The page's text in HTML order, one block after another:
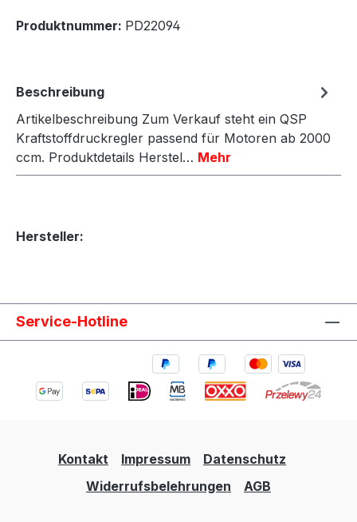
Produktnummer: PD22094
Beschreibung
Artikelbeschreibung Zum Verkauf steht ein QSP
Kraftstoffdruckregler passend für Motoren ab 2000
ccm. Produktdetails Herstel… Mehr
Hersteller:
Service-Hotline
Kontakt Impressum
Datenschutz
Widerrufsbelehrungen
AGB